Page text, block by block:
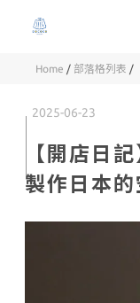
Home / 部落格列表 /
2025-06-23
【開店日
製作日本的